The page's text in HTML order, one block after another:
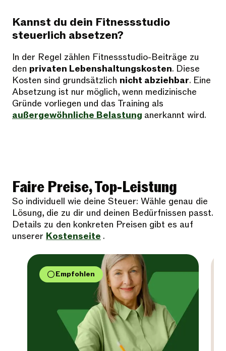
Kannst du dein Fitnessstudio
steuerlich absetzen?
In der Regel zählen Fitnessstudio-Beiträge zu
den privaten Lebenshaltungskosten. Diese
Kosten sind grundsätzlich nicht abziehbar. Eine
Absetzung ist nur möglich, wenn medizinische
Gründe vorliegen und das Training als
außergewöhnliche Belastung anerkannt wird.
Faire Preise, Top-Leistung
So individuell wie deine Steuer: Wähle genau die
Lösung, die zu dir und deinen Bedürfnissen passt.
Details zu den konkreten Preisen gibt es auf
unserer Kostenseite .
Empfohlen